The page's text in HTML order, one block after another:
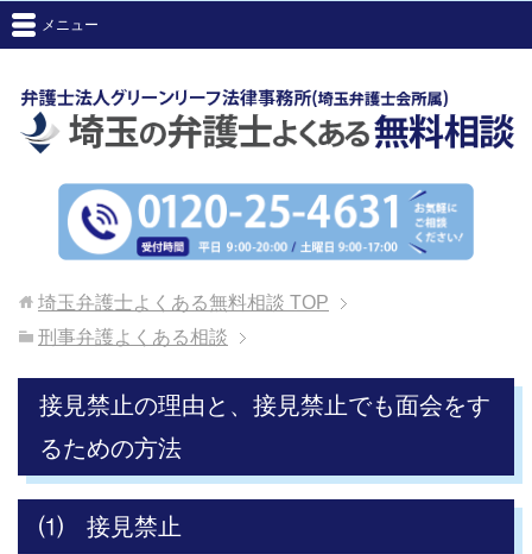
メニュー
埼玉弁護士よくある無料相談 TOP
刑事弁護よくある相談
接見禁止の理由と、接見禁止でも面会をす
るための方法
⑴ 接見禁止